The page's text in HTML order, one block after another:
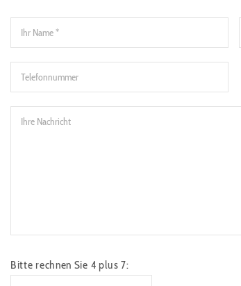
Bitte rechnen Sie 4 plus 7: